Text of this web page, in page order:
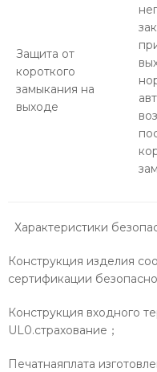
Защита от
короткого
замыкания на
выходе
Характеристики
Конструкция изделия
сертификации
Конструкция входного
UL0.страхование；
Печатнаяплата